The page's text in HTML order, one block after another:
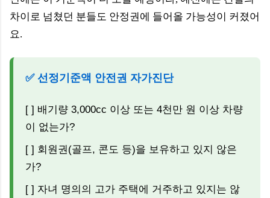
차이로 넘쳤던 분들도 안정권에 들어올 가능성이 커졌어
요.
✅ 선정기준액 안전권 자가진단
[ ] 배기량 3,000cc 이상 또는 4천만 원 이상 차량
이 없는가?
[ ] 회원권(골프, 콘도 등)을 보유하고 있지 않은
가?
[ ] 자녀 명의의 고가 주택에 거주하고 있지는 않